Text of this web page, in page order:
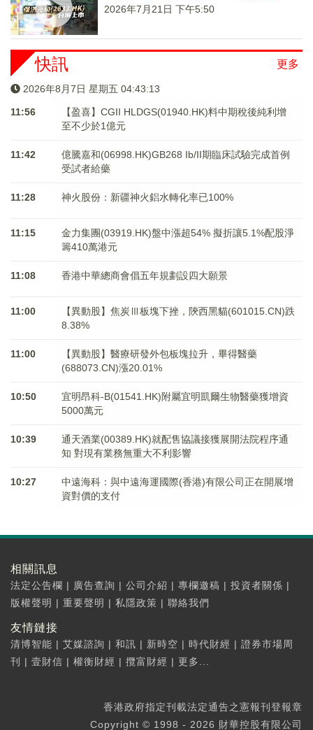
2026年7月21日 下午5:50
更多
快訊
2026年8月7日 星期五 04:43:13
11:56
【盈喜】CGII HLDGS(01940.HK)料中期稅後純利增
至不少於1億元
11:42
億騰嘉和(06998.HK)GB268 Ib/II期臨床試驗完成首例
受試者給藥
11:28 神火股份：新疆神火鋁水轉化率已100%
11:15
金力集團(03919.HK)盤中漲超54% 擬折讓5.1%配股淨
籌410萬港元
11:08 香港中華總商會倡五年規劃設四大願景
11:00
【異動股】焦炭Ⅲ板塊下挫，陝西黑貓(601015.CN)跌
8.38%
11:00
【異動股】醫療研發外包板塊拉升，畢得醫藥
(688073.CN)漲20.01%
10:50
宜明昂科-B(01541.HK)附屬宜明凱爾生物醫藥獲增資
5000萬元
10:39
通天酒業(00389.HK)就配售協議接獲展開法院程序通
知 對現有業務無重大不利影響
10:27
中遠海科：與中遠海運國際(香港)有限公司正在開展增
資對價的支付
相關訊息
法定公告欄 | 廣告查詢 | 公司介紹 | 專欄邀稿 | 投資者關係 |
版權聲明 | 重要聲明 | 私隱政策 | 聯絡我們
友情鏈接
清博智能 | 艾媒諮詢 | 和訊 | 新時空 | 時代財經 | 證券市場周
刊
| 壹財信 | 權衡財經 | 攬富財經 | 更多...
香港政府指定刊載法定通告之憲報刊登報章
Copyright © 1998 - 2026 財華控股有限公司